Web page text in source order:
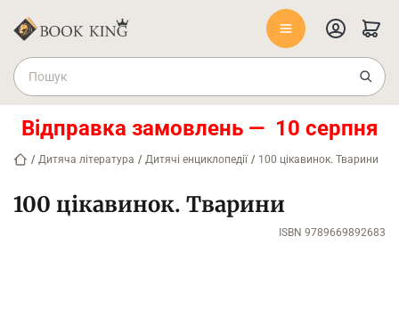
Відправка замовлень — 10 серпня
/ Дитяча література / Дитячі енциклопедії / 100 цікавинок. Тварини
100 цікавинок. Тварини
ISBN 9789669892683